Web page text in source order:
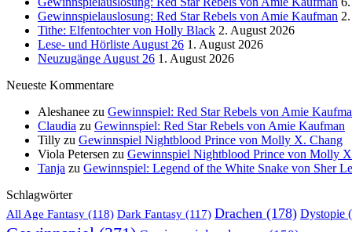
Gewinnspielauslosung: Red Star Rebels von Amie Kaufman
Tithe: Elfentochter von Holly Black 2. August 2026
Lese- und Hörliste August 26 1. August 2026
Neuzugänge August 26 1. August 2026
Neueste Kommentare
Aleshanee zu Gewinnspiel: Red Star Rebels von Amie
Claudia zu Gewinnspiel: Red Star Rebels von Amie Kaufman
Tilly zu Gewinnspiel Nightblood Prince von Molly X. Chang
Viola Petersen zu Gewinnspiel Nightblood Prince von Molly
Tanja zu Gewinnspiel: Legend of the White Snake von Sher
Schlagwörter
All Age Fantasy (118) Dark Fantasy (117) Drachen (178) Dystopie